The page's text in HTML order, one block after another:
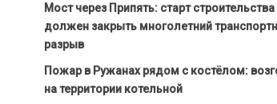
Мост через Припять: старт строительства
должен закрыть многолетний
разрыв
Пожар в Ружанах рядом с костёлом:
на территории котельной